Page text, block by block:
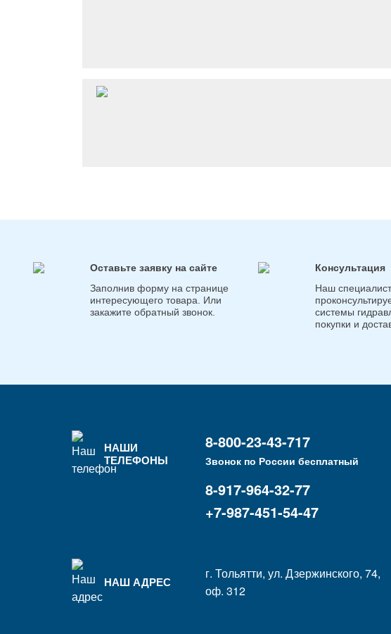
Оставьте заявку на сайте
Заполнив форму на странице
интересующего товара. Или
закажите обратный звонок.
Консультация
Наш
системы
покупки и
НАШИ
ТЕЛЕФОНЫ
8-800-23-43-717
Звонок по России бесплатный
8-917-964-32-77
+7-987-451-54-47
НАШ АДРЕС
г. Тольятти, ул. Дзержинского, 74,
оф. 312